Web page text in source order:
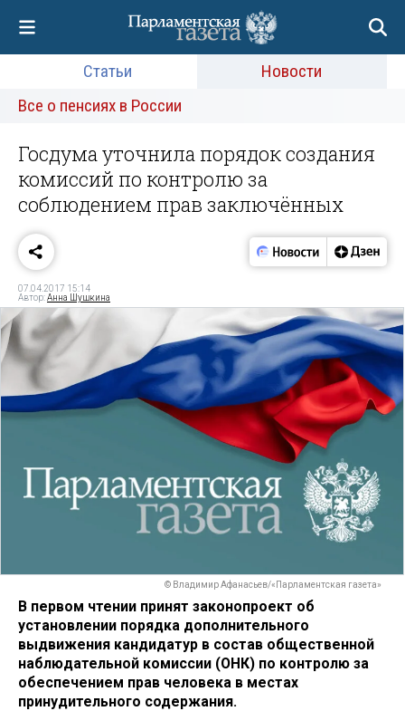
Статьи
Новости
Все о пенсиях в России
Госдума уточнила порядок создания
комиссий по контролю за
соблюдением прав заключённых
07.04.2017 15:14
Автор:Анна Шушкина
© Владимир Афанасьев/«Парламентская газета»
В первом чтении принят законопроект об
установлении порядка дополнительного
выдвижения кандидатур в состав общественной
наблюдательной комиссии (ОНК) по контролю за
обеспечением прав человека в местах
принудительного содержания.